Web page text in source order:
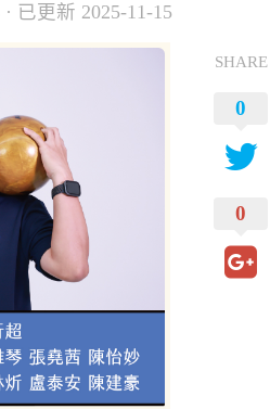
· 已更新 2025-11-15
SHARE
0
0